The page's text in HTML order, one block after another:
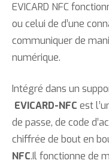
EVICARD NFC
ou celui de d’une
communiquer de
numérique.
Intégré dans un
EVICARD-NFC est
de passe, de code
chiffrée de bout en
NFC.Il fonctionne de